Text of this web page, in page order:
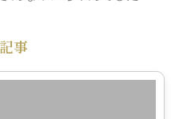
事